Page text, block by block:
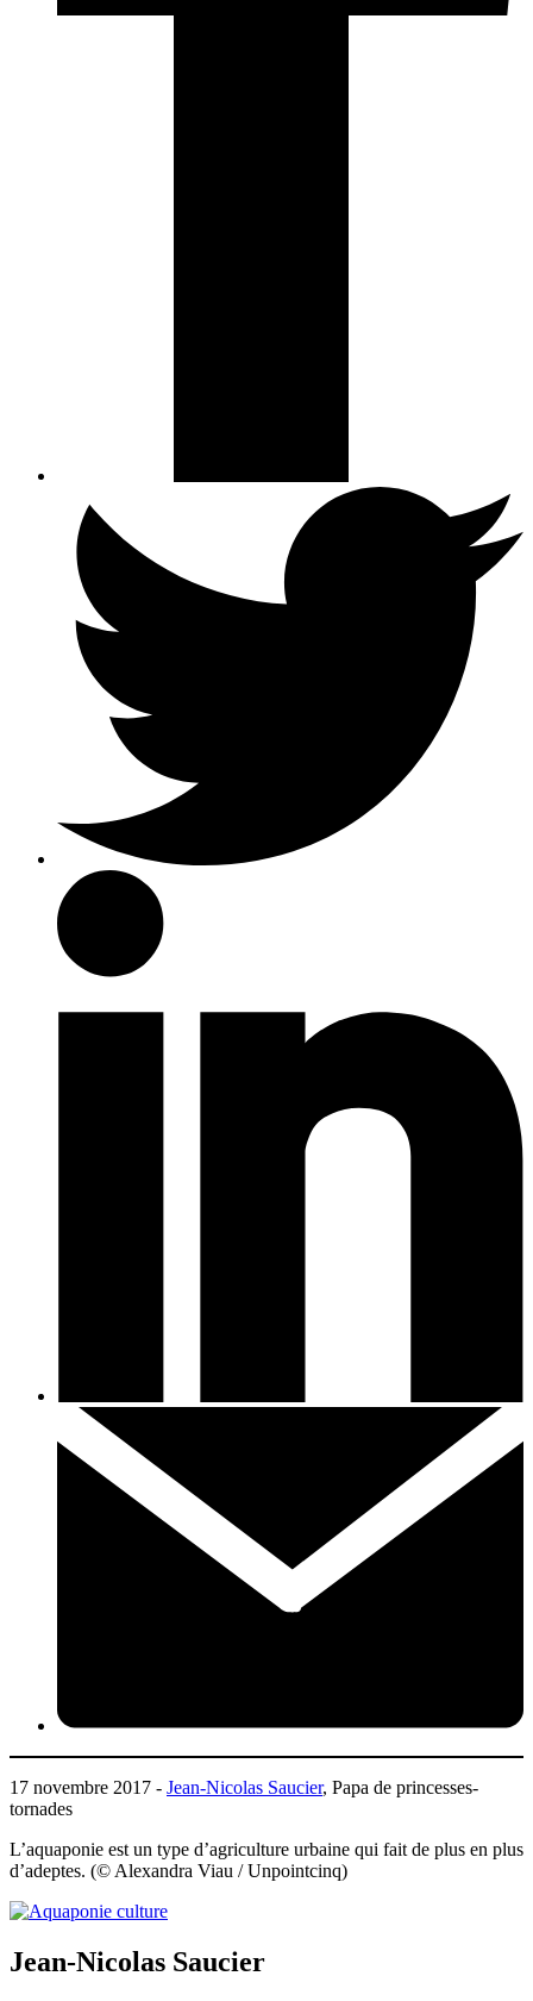
17 novembre 2017 - Jean-Nicolas Saucier, Papa de princesses-
tornades
L’aquaponie est un type d’agriculture urbaine qui fait de plus en plus
d’adeptes. (© Alexandra Viau / Unpointcinq)
Jean-Nicolas Saucier